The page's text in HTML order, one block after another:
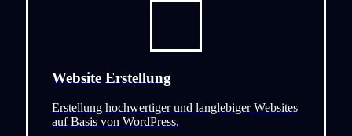
Website Erstellung
Erstellung hochwertiger und langlebiger Websites
auf Basis von WordPress.